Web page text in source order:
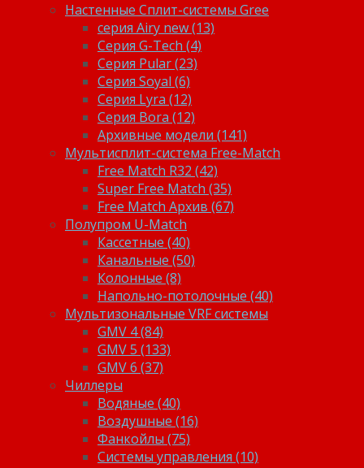
Настенные Сплит-системы Gree
серия Airy new (13)
Серия G-Tech (4)
Серия Pular (23)
Cерия Soyal (6)
Серия Lyra (12)
Серия Bora (12)
Архивные модели (141)
Мультисплит-система Free-Match
Free Match R32 (42)
Super Free Match (35)
Free Match Архив (67)
Полупром U-Match
Кассетные (40)
Канальные (50)
Колонные (8)
Напольно-потолочные (40)
Мультизональные VRF системы
GMV 4 (84)
GMV 5 (133)
GMV 6 (37)
Чиллеры
Водяные (40)
Воздушные (16)
Фанкойлы (75)
Системы управления (10)